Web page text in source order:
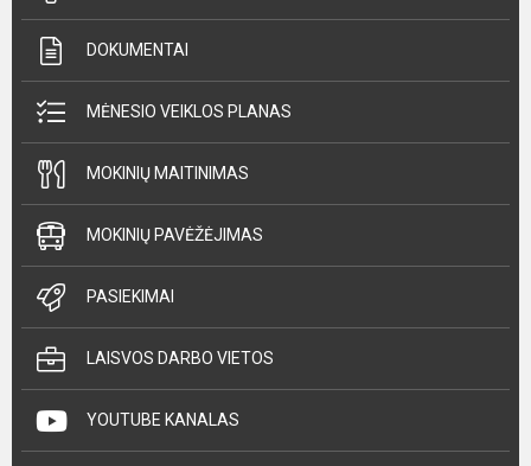
DOKUMENTAI
MĖNESIO VEIKLOS PLANAS
MOKINIŲ MAITINIMAS
MOKINIŲ PAVĖŽĖJIMAS
PASIEKIMAI
LAISVOS DARBO VIETOS
YOUTUBE KANALAS